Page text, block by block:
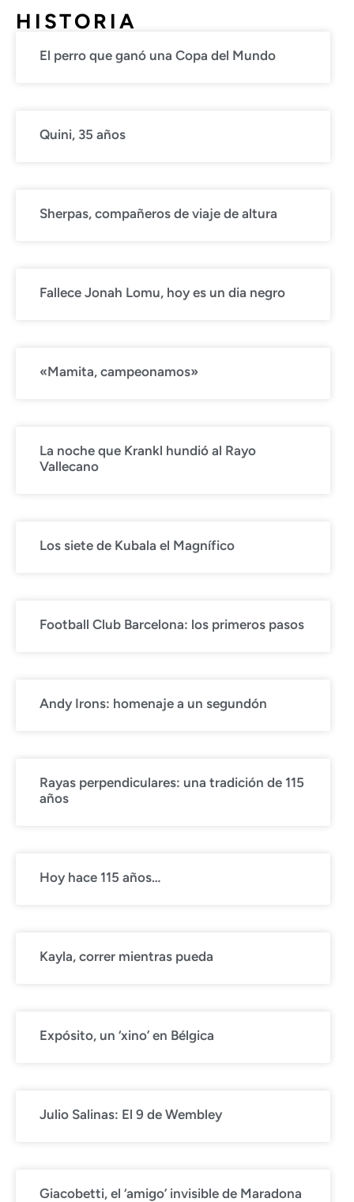
HISTORIA
El perro que ganó una Copa del Mundo
Quini, 35 años
Sherpas, compañeros de viaje de altura
Fallece Jonah Lomu, hoy es un dia negro
«Mamita, campeonamos»
La noche que Krankl hundió al Rayo
Vallecano
Los siete de Kubala el Magnífico
Football Club Barcelona: los primeros pasos
Andy Irons: homenaje a un segundón
Rayas perpendiculares: una tradición de 115
años
Hoy hace 115 años…
Kayla, correr mientras pueda
Expósito, un ‘xino’ en Bélgica
Julio Salinas: El 9 de Wembley
Giacobetti, el ‘amigo’ invisible de Maradona